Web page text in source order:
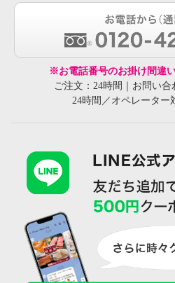
※お電話番号のお掛け間違
ご注文：24時間｜お問い
24時間／オペレーター